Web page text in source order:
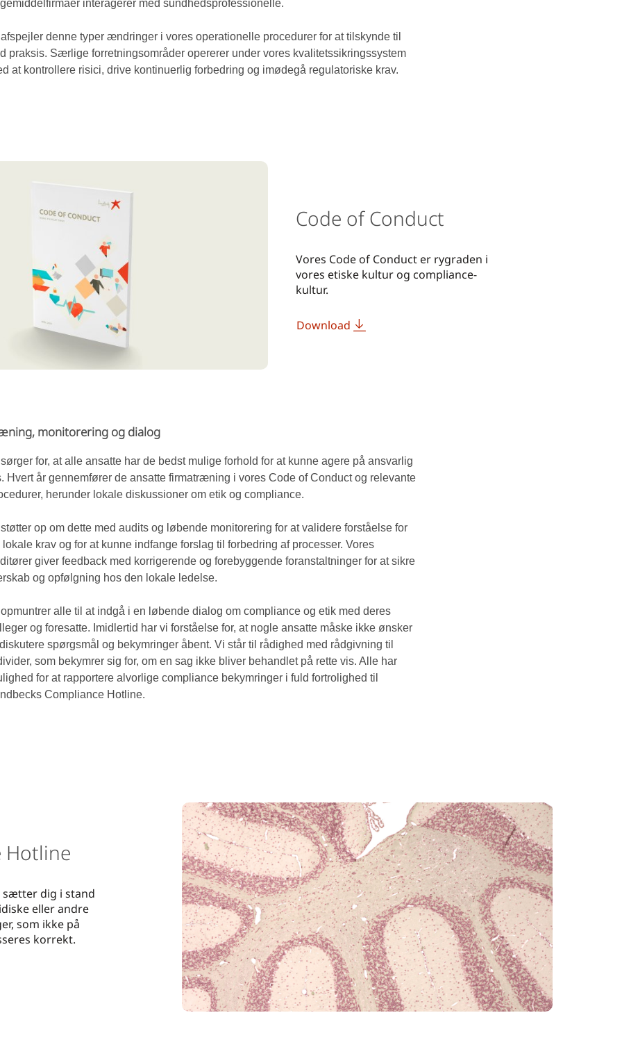
interagerer med sundhedsprofessionelle.
denne typer ændringer i vores operationelle procedurer for at tilskynde til
praksis. Særlige forretningsområder opererer under vores kvalitetssikringssystem
at kontrollere risici, drive kontinuerlig forbedring og imødegå regulatoriske krav.
Code of Conduct
Vores Code of Conduct er rygraden i
vores etiske kultur og compliance-
kultur.
Download
monitorering og dialog
for, at alle ansatte har de bedst mulige forhold for at kunne agere på ansvarlig
Hvert år gennemfører de ansatte firmatræning i vores Code of Conduct og relevante
herunder lokale diskussioner om etik og compliance.
op om dette med audits og løbende monitorering for at validere forståelse for
lokale krav og for at kunne indfange forslag til forbedring af processer. Vores
giver feedback med korrigerende og forebyggende foranstaltninger for at sikre
og opfølgning hos den lokale ledelse.
alle til at indgå i en løbende dialog om compliance og etik med deres
og foresatte. Imidlertid har vi forståelse for, at nogle ansatte måske ikke ønsker
spørgsmål og bekymringer åbent. Vi står til rådighed med rådgivning til
som bekymrer sig for, om en sag ikke bliver behandlet på rette vis. Alle har
for at rapportere alvorlige compliance bekymringer i fuld fortrolighed til
Compliance Hotline.
Hotline
sætter dig i stand
eller andre
som ikke på
korrekt.